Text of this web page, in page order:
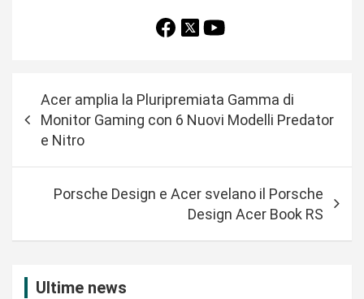
i
z
Acer amplia la Pluripremiata Gamma di
Monitor Gaming con 6 Nuovi Modelli Predator
e Nitro
Porsche Design e Acer svelano il Porsche
Design Acer Book RS
Ultime news